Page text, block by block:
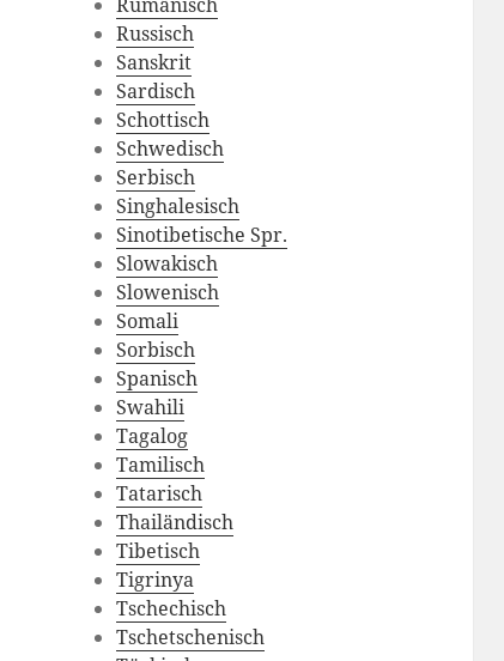
Russisch
Sanskrit
Sardisch
Schottisch
Schwedisch
Serbisch
Singhalesisch
Sinotibetische Spr.
Slowakisch
Slowenisch
Somali
Sorbisch
Spanisch
Swahili
Tagalog
Tamilisch
Tatarisch
Thailändisch
Tibetisch
Tigrinya
Tschechisch
Tschetschenisch